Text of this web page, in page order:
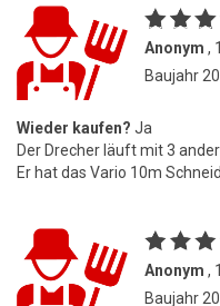
Anonym ,
Baujahr
Wieder kaufen? Ja
Der Drecher läuft mit 3
Er hat das Vario 10m
Anonym ,
Baujahr